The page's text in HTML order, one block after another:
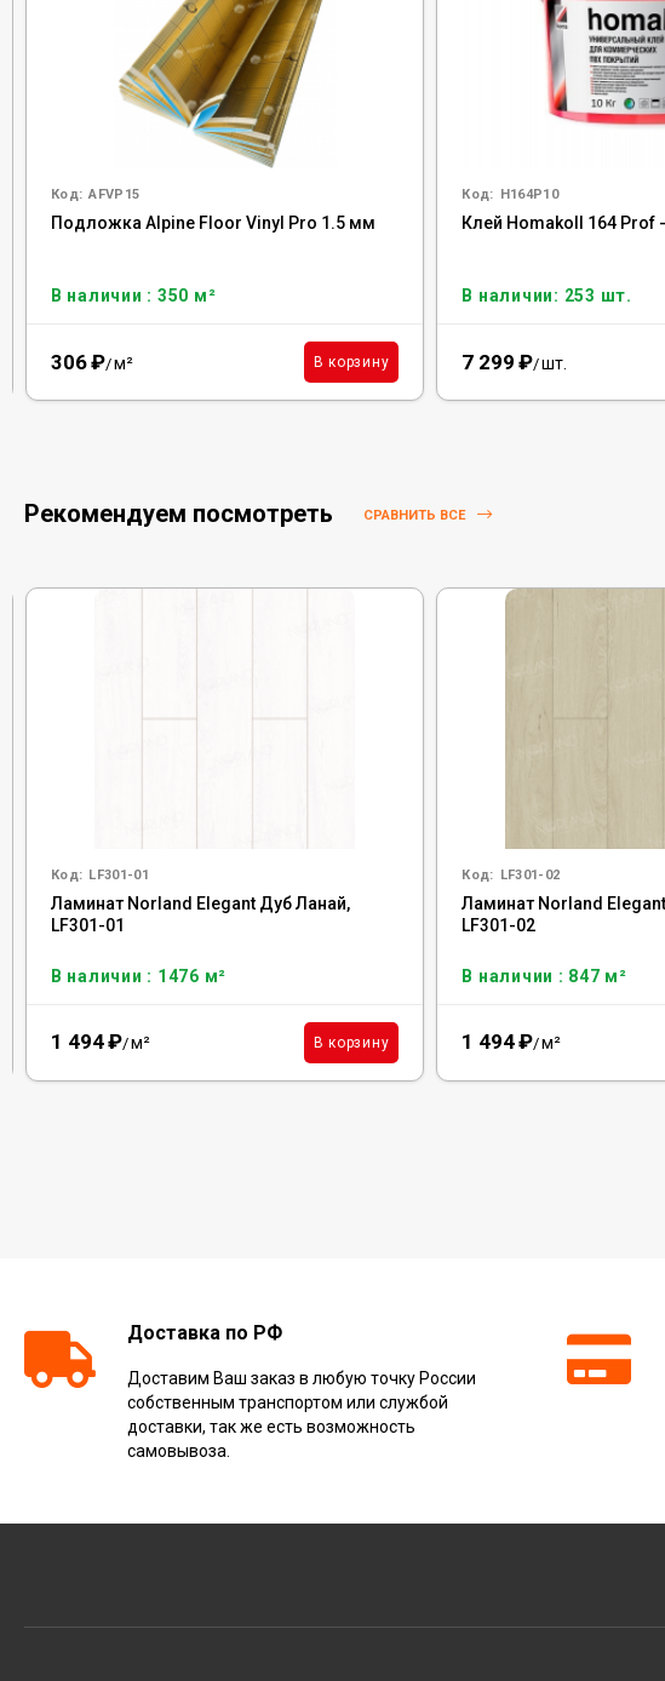
Код: AFVP15
Подложка Alpine Floor Vinyl Pro 1.5 мм
В наличии : 350 м²
306₽/м² В корзину
Код: H164P10
Клей Homakoll 164 Prof
В наличии: 253 шт.
7 299 ₽/шт.
Рекомендуем посмотреть СРАВНИТЬ ВСЕ
Код: LF301-01
Ламинат Norland Elegant Дуб Ланай,
LF301-01
В наличии : 1476 м²
1 494₽/м² В корзину
Код: LF301-02
Ламинат Norland
LF301-02
В наличии : 847 м²
1 494₽/м²
Доставка по РФ
Доставим Ваш заказ в любую точку России
собственным транспортом или службой
доставки, так же есть возможность
самовывоза.